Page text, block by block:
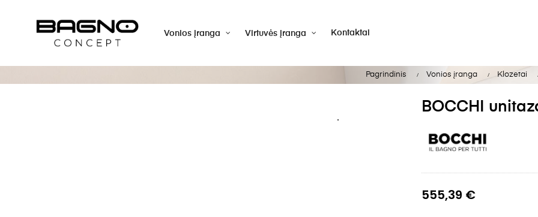
Vonios įranga Virtuvės įranga Kontaktai
Pagrindinis Vonios įranga Klozetai
BOCCHI
555,39 €